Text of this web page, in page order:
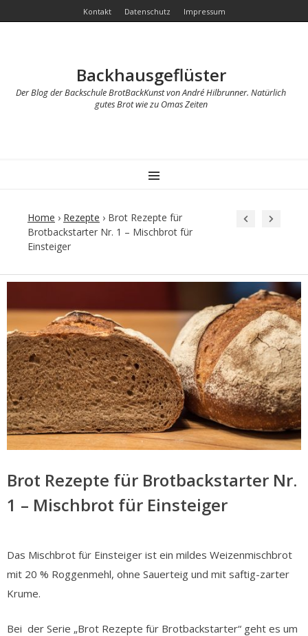
Kontakt Datenschutz Impressum
Backhausgeflüster
Der Blog der Backschule BrotBackKunst von André Hilbrunner. Natürlich
gutes Brot wie zu Omas Zeiten
MENU
Home › Rezepte › Brot Rezepte für
Brotbackstarter Nr. 1 – Mischbrot für
Einsteiger
Brot Rezepte für Brotbackstarter Nr.
1 – Mischbrot für Einsteiger
Das Mischbrot für Einsteiger ist ein mildes Weizenmischbrot
mit 20 % Roggenmehl, ohne Sauerteig und mit saftig-zarter
Krume.
Bei der Serie „Brot Rezepte für Brotbackstarter“ geht es um